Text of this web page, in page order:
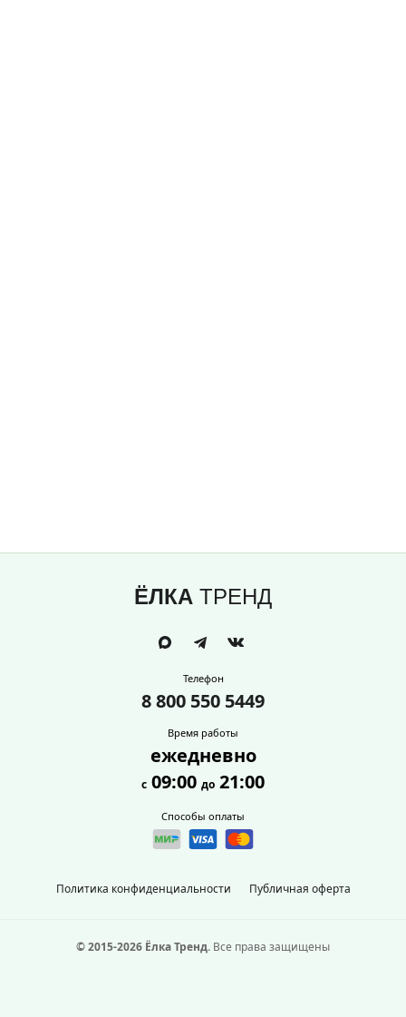
ЁЛКА ТРЕНД
Политика конфиденциальности Публичная оферта
Телефон
8 800 550 5449
Время работы
ежедневно
с 09:00 до 21:00
Способы оплаты
© 2015-2026 Ёлка Тренд. Все права защищены